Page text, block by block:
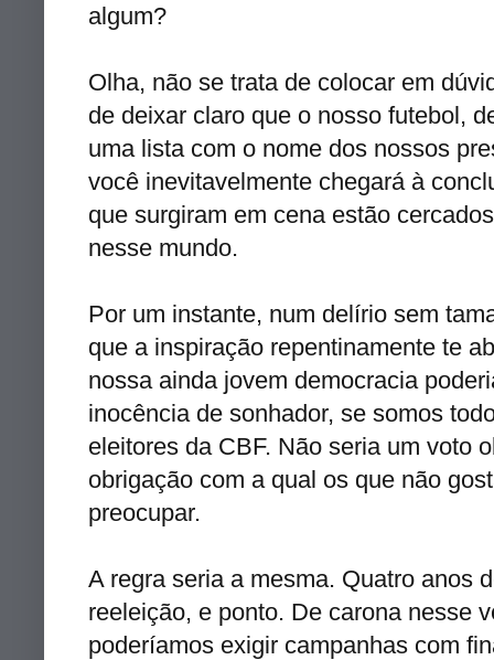
algum?
Olha, não se trata de colocar em
de deixar claro que o nosso futebol,
uma lista com o nome dos nossos
você inevitavelmente chegará à
que surgiram em cena estão
nesse mundo.
Por um instante, num delírio sem
que a inspiração repentinamente te
nossa ainda jovem democracia
inocência de sonhador, se somos
eleitores da CBF. Não seria um voto
obrigação com a qual os que não
preocupar.
A regra seria a mesma. Quatro anos
reeleição, e ponto. De carona nesse
poderíamos exigir campanhas com